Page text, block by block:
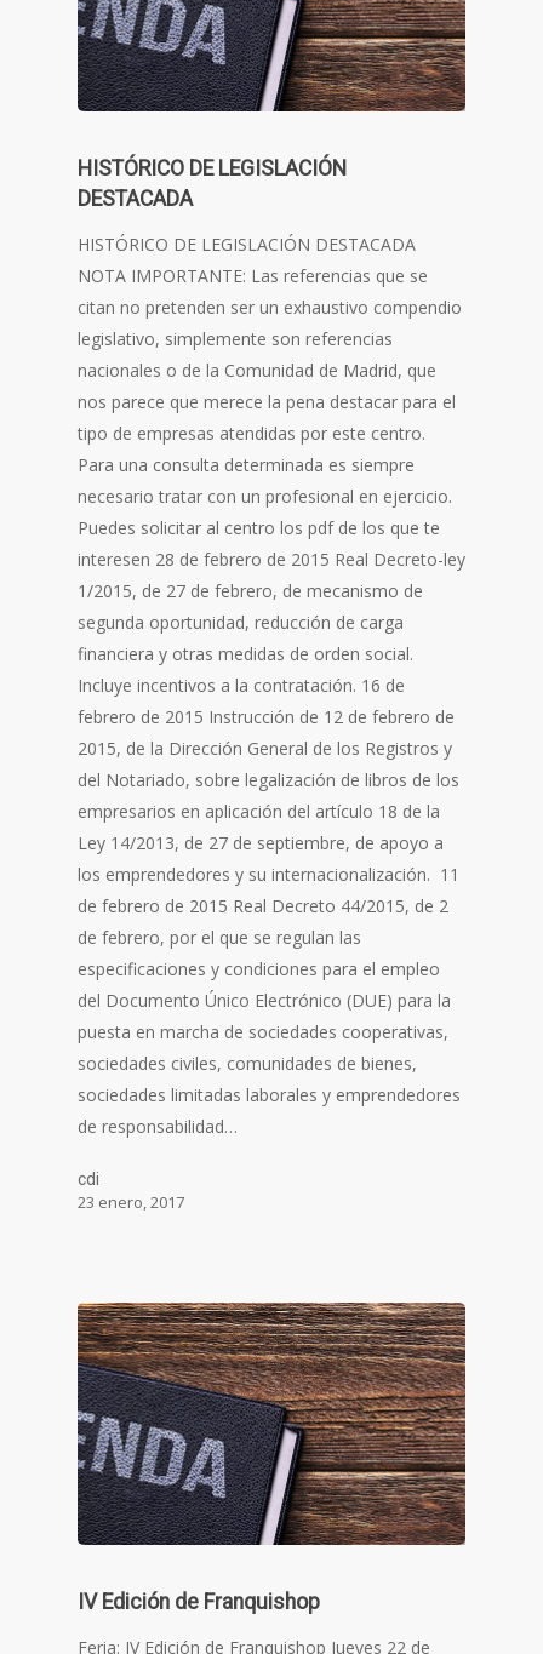
HISTÓRICO DE LEGISLACIÓN
DESTACADA
HISTÓRICO DE LEGISLACIÓN DESTACADA
NOTA IMPORTANTE: Las referencias que se
citan no pretenden ser un exhaustivo compendio
legislativo, simplemente son referencias
nacionales o de la Comunidad de Madrid, que
nos parece que merece la pena destacar para el
tipo de empresas atendidas por este centro.
Para una consulta determinada es siempre
necesario tratar con un profesional en ejercicio.
Puedes solicitar al centro los pdf de los que te
interesen 28 de febrero de 2015 Real Decreto-ley
1/2015, de 27 de febrero, de mecanismo de
segunda oportunidad, reducción de carga
financiera y otras medidas de orden social.
Incluye incentivos a la contratación. 16 de
febrero de 2015 Instrucción de 12 de febrero de
2015, de la Dirección General de los Registros y
del Notariado, sobre legalización de libros de los
empresarios en aplicación del artículo 18 de la
Ley 14/2013, de 27 de septiembre, de apoyo a
los emprendedores y su internacionalización. 11
de febrero de 2015 Real Decreto 44/2015, de 2
de febrero, por el que se regulan las
especificaciones y condiciones para el empleo
del Documento Único Electrónico (DUE) para la
puesta en marcha de sociedades cooperativas,
sociedades civiles, comunidades de bienes,
sociedades limitadas laborales y emprendedores
de responsabilidad…
cdi
23 enero, 2017
IV Edición de Franquishop
Feria: IV Edición de Franquishop Jueves 22 de